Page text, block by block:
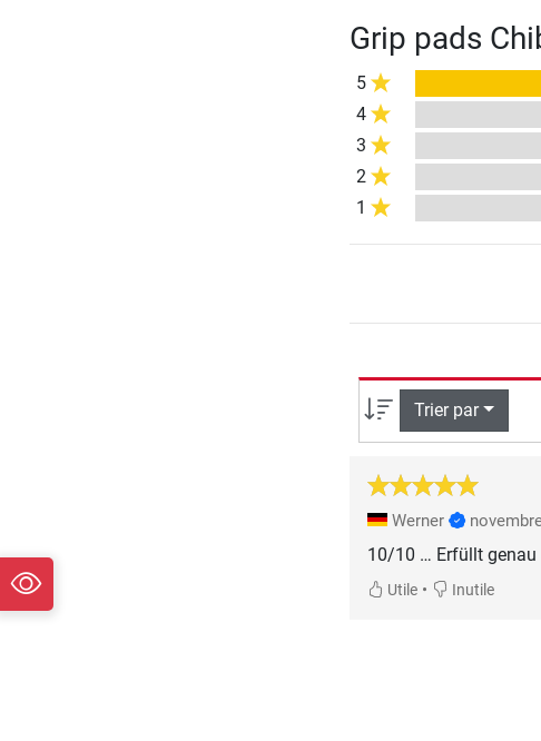
Grip pads
5
4
3
2
1
Trier par
Werner
10/10 … Erfüllt genau
Utile• Inutile